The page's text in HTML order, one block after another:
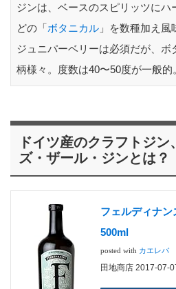
ジンは、ベースのスピリッツにハ
どの「ボタニカル 」を数種加え風
ジュニパーベリーは必須だが、ボ
柄様々。度数は40〜50度が一般的
ドイツ産のクラフトジ
ズ・ザール・ジンとは？
フェルディナ
500ml
posted with カエレバ
田地商店 2017-07-